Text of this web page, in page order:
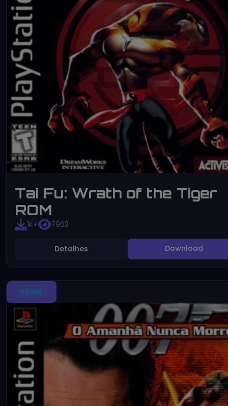
Tai Fu: Wrath of the Tiger
ROM
1K+ 7963
Detalhes Download
PSONE